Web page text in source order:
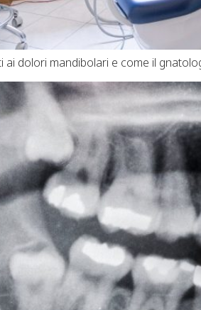
ai dolori mandibolari e come il